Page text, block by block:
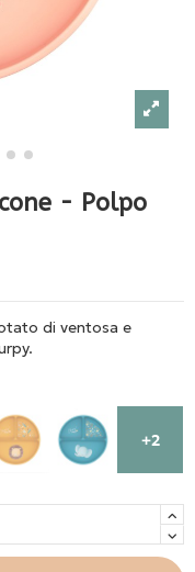
- Polpo
di ventosa e
+2